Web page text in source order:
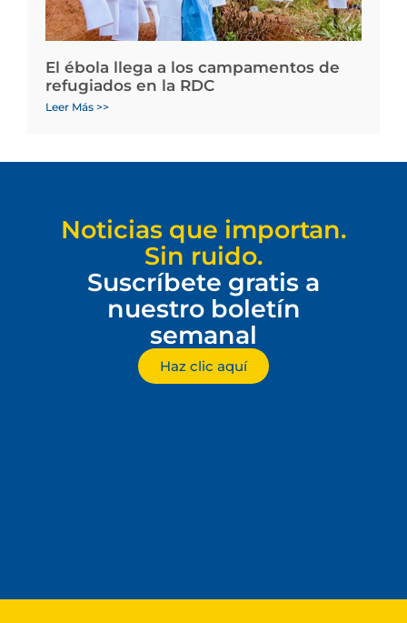
El ébola llega a los campamentos de
refugiados en la RDC
Leer Más >>
Noticias que importan.
Sin ruido.
Suscríbete gratis a
nuestro boletín
semanal
Haz clic aquí